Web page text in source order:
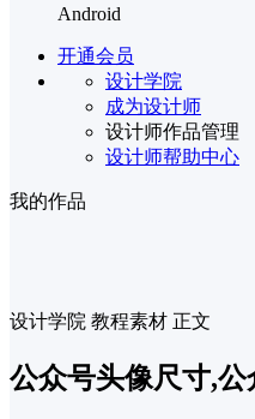
Android
开通会员
设计学院
成为设计师
设计师作品管理
设计师帮助中心
我的作品
设计学院 教程素材 正文
公众号头像尺寸,